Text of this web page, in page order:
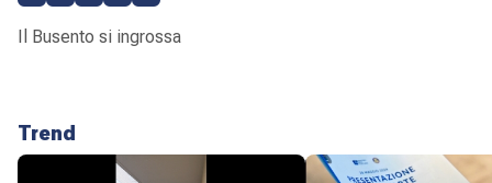
Il Busento si ingrossa
Trend